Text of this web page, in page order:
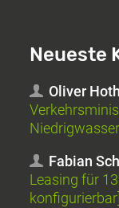
Neueste
Oliver Hoth
Fabian
Leasing für
konfigurierbar]